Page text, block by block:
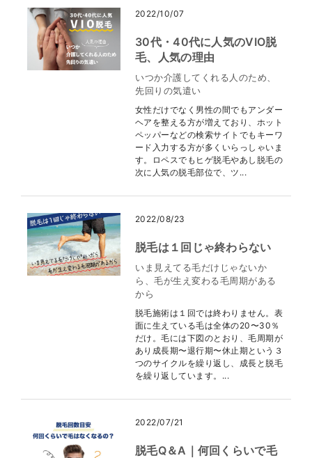
2022/10/07
30代・40代に人気のVIO脱
毛、人気の理由
いつか介護してくれる人のため、
先回りの気遣い
女性だけでなく男性の間でもアンダー
ヘアを整える方が増えており、ホット
ペッパーなどの検索サイトでもキーワ
ード入力する方が多くいらっしゃいま
す。ロペスでもヒゲ脱毛やあし脱毛の
次に人気の脱毛部位で、ツ...
2022/08/23
脱毛は１回じゃ終わらない
いま見えてる毛だけじゃないか
ら、毛が生え変わる毛周期がある
から
脱毛施術は１回では終わりません。表
面に生えている毛は全体の20〜30％
だけ。毛には下図のとおり、毛周期が
あり成長期〜退行期〜休止期という３
つのサイクルを繰り返し、成長と脱毛
を繰り返しています。...
2022/07/21
脱毛Q＆A｜何回くらいで毛